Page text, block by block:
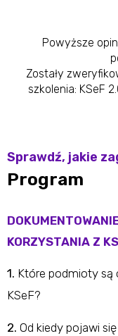
Powyższe
Zostały
szkolenia: KSeF
Sprawdź, jakie
Program
KORZYSTANIA Z
1. Które podmioty są
KSeF?
2. Od kiedy pojawi